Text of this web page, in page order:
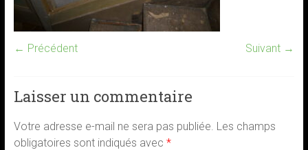
← Précédent Suivant →
Laisser un commentaire
Votre adresse e-mail ne sera pas publiée. Les champs
obligatoires sont indiqués avec *